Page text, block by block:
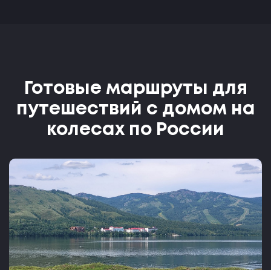
Готовые маршруты для
путешествий с домом на
колесах по России